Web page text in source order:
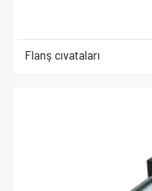
Flanş cıvataları